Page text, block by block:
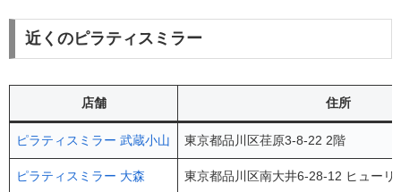
近くのピラティスミラー
店舗 住所
ピラティスミラー 武蔵小山 東京都品川区荏原3-8-22 2階
ピラティスミラー 大森 東京都品川区南大井6-28-12 ヒューリ